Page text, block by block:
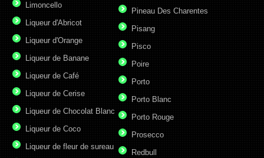
Limoncello
Liqueur d'Abricot
Liqueur d'Orange
Liqueur de Banane
Liqueur de Café
Liqueur de Cerise
Liqueur de Chocolat Blanc
Liqueur de Coco
Liqueur de fleur de sureau
Pineau Des Charentes
Pisang
Pisco
Poire
Porto
Porto Blanc
Porto Rouge
Prosecco
Redbull